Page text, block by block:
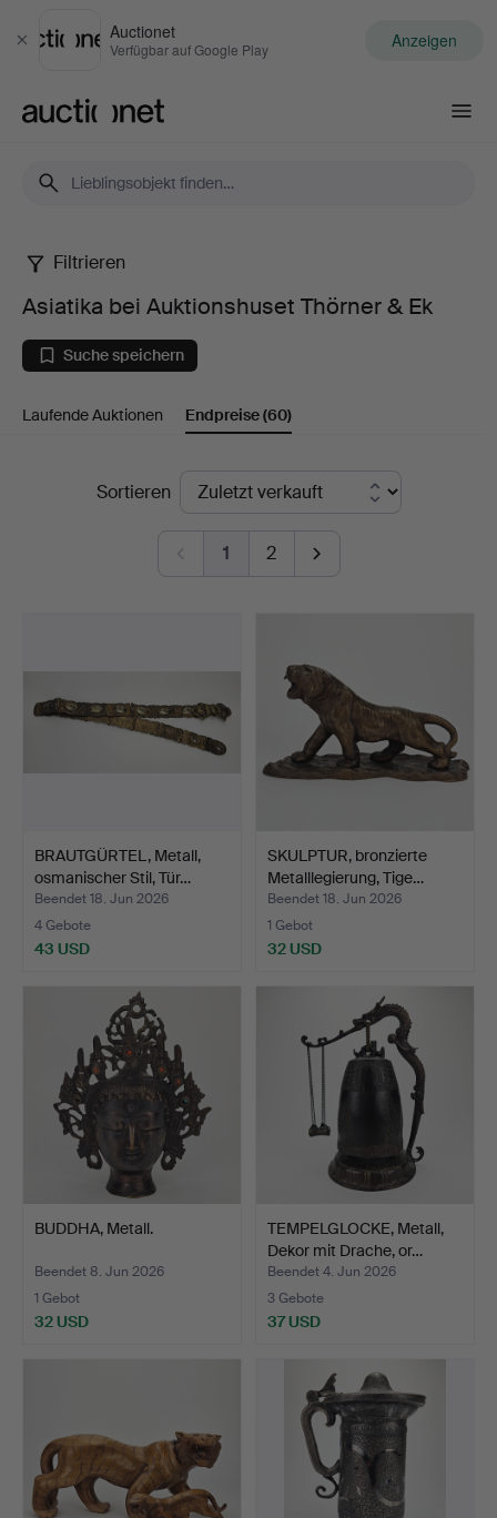
Schließen
Auctionet
Verfügbar auf Google Play Anzeigen
Asiatika
bei
Auktionshuset
Thörner
Filtrieren
Asiatika bei Auktionshuset Thörner & Ek
Suche speichern
Laufende Auktionen Endpreise(60)
EndpreiseSortieren
1 2
BRAUTGÜRTEL, Metall,
osmanischer Stil, Tür…
Beendet 18. Jun 2026
4 Gebote
43 USD
SKULPTUR, bronzierte
Metalllegierung, Tige…
Beendet 18. Jun 2026
1 Gebot
32 USD
BUDDHA, Metall.
Beendet 8. Jun 2026
1 Gebot
32 USD
TEMPELGLOCKE, Metall,
Dekor mit Drache, or…
Beendet 4. Jun 2026
3 Gebote
37 USD